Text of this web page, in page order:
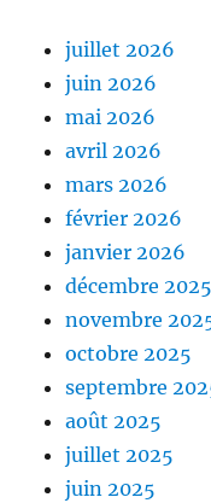
juillet 2026
juin 2026
mai 2026
avril 2026
mars 2026
février 2026
janvier 2026
décembre 2025
novembre
octobre 2025
septembre
août 2025
juillet 2025
juin 2025